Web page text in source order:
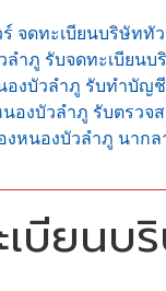
ดทะเบียนบริษัททัว
ำภู รับจดทะเบียน
องบัวลำภู รับทำบั
องบัวลำภู รับตรว
หนองบัวลำภู นาก
บียนบ